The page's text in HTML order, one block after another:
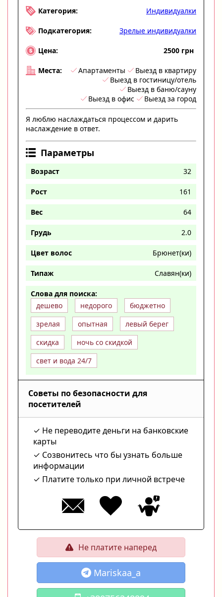
Категория: Индивидуалки
Подкатегория: Зрелые индивидуалки
Цена: 2500 грн
Места: Апартаменты
Выезд в квартиру
Выезд в гостиницу/отель
Выезд в баню/сауну
Выезд в офис
Выезд за город
Я люблю наслаждаться процессом и дарить
наслаждение в ответ.
Параметры
Возраст 32
Рост 161
Вес 64
Грудь 2.0
Цвет волос Брюнет(ки)
Типаж Славян(ки)
Слова для поиска:
дешево
недорого
бюджетно
зрелая
опытная
левый берег
скидка
ночь со скидкой
свет и вода 24/7
Советы по безопасности для
посетителей
Не переводите деньги на банковские
карты
Созвонитесь что бы узнать больше
информации
Платите только при личной встрече
Не платите наперед
Mariskaa_a